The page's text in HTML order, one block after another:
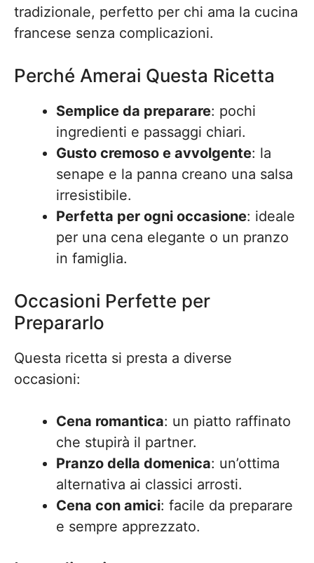
tradizionale, perfetto per chi ama la cucina
francese senza complicazioni.
Perché Amerai Questa Ricetta
Semplice da preparare: pochi
ingredienti e passaggi chiari.
Gusto cremoso e avvolgente: la
senape e la panna creano una salsa
irresistibile.
Perfetta per ogni occasione: ideale
per una cena elegante o un pranzo
in famiglia.
Occasioni Perfette per
Prepararlo
Questa ricetta si presta a diverse
occasioni:
Cena romantica: un piatto raffinato
che stupirà il partner.
Pranzo della domenica: un’ottima
alternativa ai classici arrosti.
Cena con amici: facile da preparare
e sempre apprezzato.